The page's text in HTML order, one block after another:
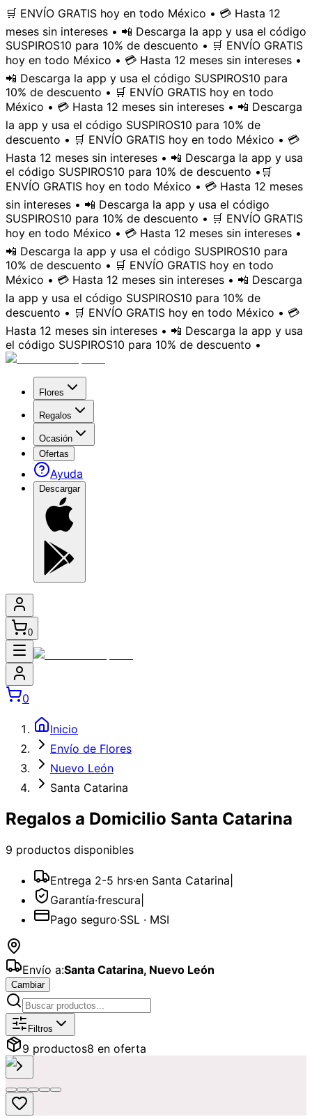
🛒 ENVÍO GRATIS hoy en todo México • 💳 Hasta 12
meses sin intereses • 📲 Descarga la app y usa el código
SUSPIROS10 para 10% de descuento • 🛒 ENVÍO GRATIS
hoy en todo México • 💳 Hasta 12 meses sin intereses •
📲 Descarga la app y usa el código SUSPIROS10 para
10% de descuento • 🛒 ENVÍO GRATIS hoy en todo
México • 💳 Hasta 12 meses sin intereses • 📲 Descarga
la app y usa el código SUSPIROS10 para 10% de
descuento • 🛒 ENVÍO GRATIS hoy en todo México • 💳
Hasta 12 meses sin intereses • 📲 Descarga la app y usa
el código SUSPIROS10 para 10% de descuento • 🛒
ENVÍO GRATIS hoy en todo México • 💳 Hasta 12 meses
sin intereses • 📲 Descarga la app y usa el código
SUSPIROS10 para 10% de descuento • 🛒 ENVÍO GRATIS
hoy en todo México • 💳 Hasta 12 meses sin intereses •
📲 Descarga la app y usa el código SUSPIROS10 para
10% de descuento • 🛒 ENVÍO GRATIS hoy en todo
México • 💳 Hasta 12 meses sin intereses • 📲 Descarga
la app y usa el código SUSPIROS10 para 10% de
descuento • 🛒 ENVÍO GRATIS hoy en todo México • 💳
Hasta 12 meses sin intereses • 📲 Descarga la app y usa
el código SUSPIROS10 para 10% de descuento •
Flores
Regalos
Ocasión
Ofertas
Ayuda
Descargar
0
0
Inicio
Envío de Flores
Nuevo León
Santa Catarina
Regalos a Domicilio Santa Catarina
9 productos disponibles
Entrega 2-5 hrs·en Santa Catarina
Garantía·frescura
Pago seguro·SSL · MSI
Envío a:Santa Catarina, Nuevo León
Cambiar
Catálogo deRegalos
Filtros
9 productos8 en oferta